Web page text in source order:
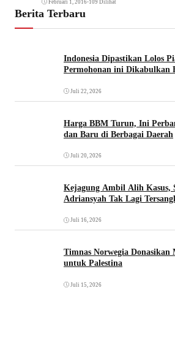
Februari 1, 2016•109 Dilihat
Berita Terbaru
Indonesia Dipastikan Lolos
Permohonan ini Dikabulkan
Juli 22, 2026
Harga BBM Turun, Ini
dan Baru di Berbagai Daerah
Juli 20, 2026
Kejagung Ambil Alih Kasus,
Adriansyah Tak Lagi
Juli 16, 2026
Timnas Norwegia
untuk Palestina
Juli 15, 2026